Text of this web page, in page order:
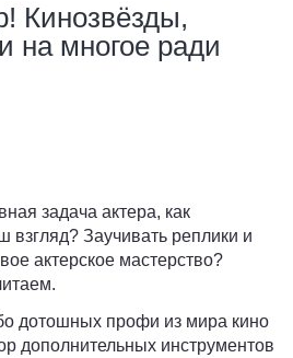
Кинозвёзды,
на многое ради
задача актера, как
Заучивать реплики и
актерское мастерство?
дотошных профи из мира кино
дополнительных инструментов